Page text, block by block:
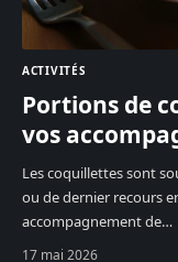
ACTIVITÉS
Portions de
vos
Les coquillettes sont
ou de dernier recours
accompagnement de…
17 mai 2026